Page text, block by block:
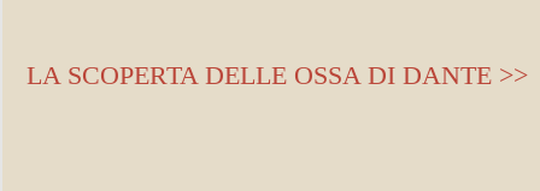
LA SCOPERTA DELLE OSSA DI DANTE >>